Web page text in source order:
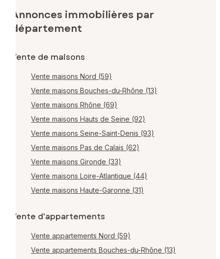
Annonces immobilières par
département
Vente de maisons
Vente maisons Nord (59)
Vente maisons Bouches-du-Rhône (13)
Vente maisons Rhône (69)
Vente maisons Hauts de Seine (92)
Vente maisons Seine-Saint-Denis (93)
Vente maisons Pas de Calais (62)
Vente maisons Gironde (33)
Vente maisons Loire-Atlantique (44)
Vente maisons Haute-Garonne (31)
Vente d'appartements
Vente appartements Nord (59)
Vente appartements Bouches-du-Rhône (13)